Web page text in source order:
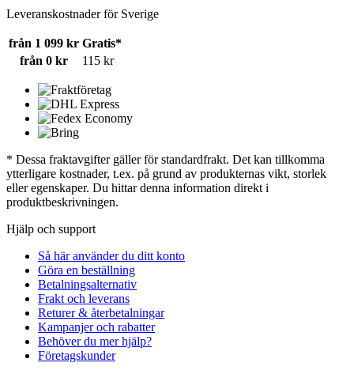
Leveranskostnader för Sverige
från 1 099 kr Gratis*
från 0 kr
115 kr
* Dessa fraktavgifter gäller för standardfrakt. Det kan tillkomma
ytterligare kostnader, t.ex. på grund av produkternas vikt, storlek
eller egenskaper. Du hittar denna information direkt i
produktbeskrivningen.
Hjälp och support
Så här använder du ditt konto
Göra en beställning
Betalningsalternativ
Frakt och leverans
Returer & återbetalningar
Kampanjer och rabatter
Behöver du mer hjälp?
Företagskunder